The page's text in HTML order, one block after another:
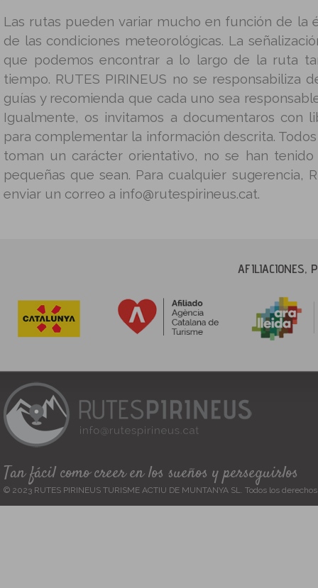
Las rutas pueden variar mucho en función de la
de las condiciones meteorológicas. La
que podemos encontrar a lo largo de la ruta
tiempo. RUTES PIRINEUS no se responsabiliza
guías y recomienda que cada uno sea
Igualmente, os invitamos a documentaros con
para complementar la información descrita.
toman un carácter orientativo, no se han
pequeñas que sean. Para cualquier sugerencia,
enviar un correo a info@rutespirineus.cat.
AFILIACIONES,
Tan fácil como creer en los sueños y perseguirlos
© 2023 RUTES PIRINEUS TURISME ACTIU DE MUNTANYA SL. Todos los